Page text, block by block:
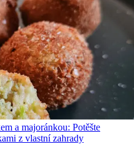
a majoránkou: Potěšte
z vlastní zahrady